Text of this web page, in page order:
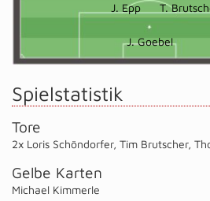
J. Epp T.
J. Goebel
Spielstatistik
Tore
2x Loris Schöndorfer, Tim Brutscher,
Gelbe Karten
Michael Kimmerle